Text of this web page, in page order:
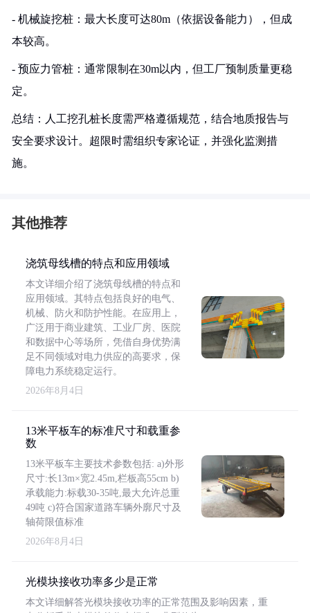
- 机械旋挖桩：最大长度可达80m（依据设备能力），但成
本较高。
- 预应力管桩：通常限制在30m以内，但工厂预制质量更稳
定。
总结：人工挖孔桩长度需严格遵循规范，结合地质报告与
安全要求设计。超限时需组织专家论证，并强化监测措
施。
其他推荐
浇筑母线槽的特点和应用领域
本文详细介绍了浇筑母线槽的特点和
应用领域。其特点包括良好的电气、
机械、防火和防护性能。在应用上，
广泛用于商业建筑、工业厂房、医院
和数据中心等场所，凭借自身优势满
足不同领域对电力供应的高要求，保
障电力系统稳定运行。
2026年8月4日
13米平板车的标准尺寸和载重参
数
13米平板车主要技术参数包括: a)外形
尺寸:长13m×宽2.45m,栏板高55cm b)
承载能力:标载30-35吨,最大允许总重
49吨 c)符合国家道路车辆外廓尺寸及
轴荷限值标准
2026年8月4日
光模块接收功率多少是正常
本文详细解答光模块接收功率的正常范围及影响因素，重